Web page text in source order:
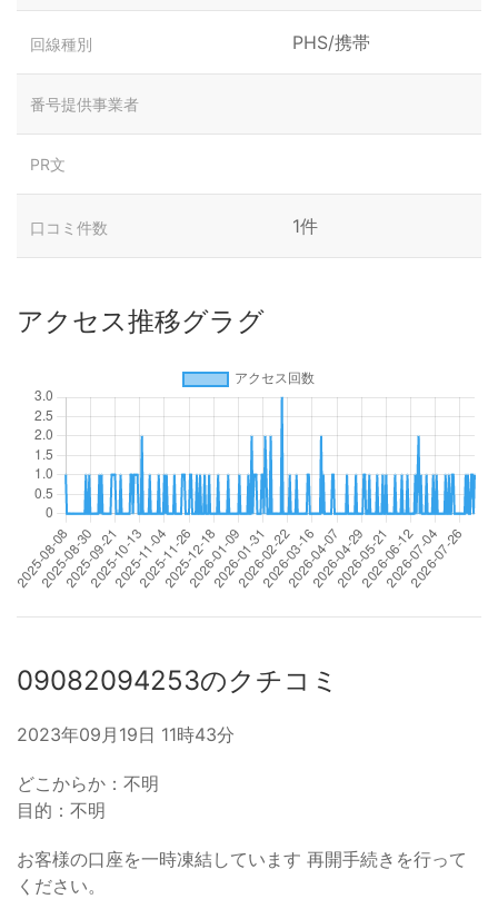
回線種別 PHS/携帯
番号提供事業者
PR文
口コミ件数 1件
アクセス推移グラグ
09082094253のクチコミ
2023年09月19日 11時43分
どこからか：不明
目的：不明
お客様の口座を一時凍結しています 再開手続きを行って
ください。